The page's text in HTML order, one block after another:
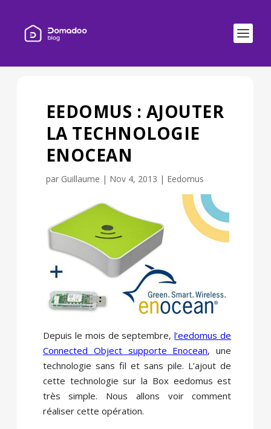
EEDOMUS : AJOUTER
LA TECHNOLOGIE
ENOCEAN
par Guillaume | Nov 4, 2013 | Eedomus
Depuis le mois de septembre,l’eedomus de
Connected Object supporte Enocean, une
technologie sans fil et sans pile. L’ajout de
cette technologie sur la Box eedomus est
très simple. Nous allons voir comment
réaliser cette opération.